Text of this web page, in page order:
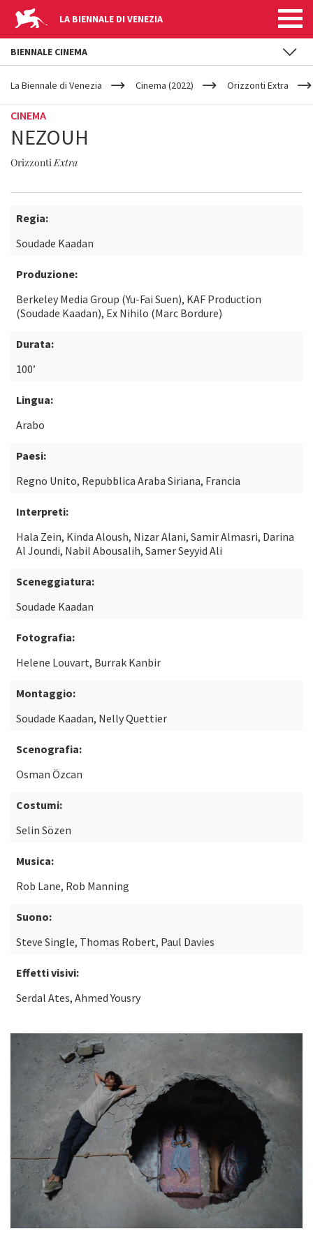
LA BIENNALE DI VENEZIA
YOUR
ARE
La Biennale di Venezia Cinema (2022) Orizzonti Extra
CINEMA
NEZOUH
OrizzontiExtra
Regia:
Soudade Kaadan
Produzione:
Berkeley Media Group (Yu-Fai Suen), KAF Production
(Soudade Kaadan), Ex Nihilo (Marc Bordure)
Durata:
100’
Lingua:
Arabo
Paesi:
Regno Unito, Repubblica Araba Siriana, Francia
Interpreti:
Hala Zein, Kinda Aloush, Nizar Alani, Samir Almasri, Darina
Al Joundi, Nabil Abousalih, Samer Seyyid Ali
Sceneggiatura:
Soudade Kaadan
Fotografia:
Helene Louvart, Burrak Kanbir
Montaggio:
Soudade Kaadan, Nelly Quettier
Scenografia:
Osman Özcan
Costumi:
Selin Sözen
Musica:
Rob Lane, Rob Manning
Suono:
Steve Single, Thomas Robert, Paul Davies
Effetti visivi:
Serdal Ates, Ahmed Yousry
BIENNALE CINEMA